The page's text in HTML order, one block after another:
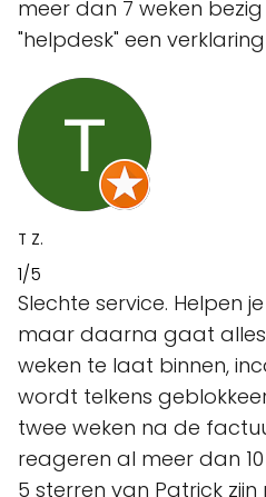
meer dan 7 weken
"helpdesk" een
T Z.
1/5
Slechte service. Helpen
maar daarna gaat alles
weken te laat binnen,
wordt telkens
twee weken na de
reageren al meer dan
5 sterren van Patrick